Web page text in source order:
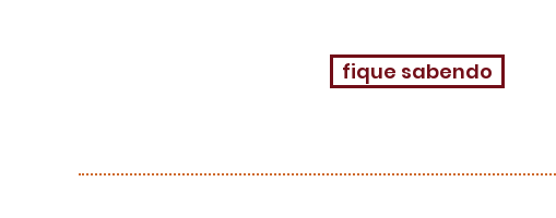
fique sabendo